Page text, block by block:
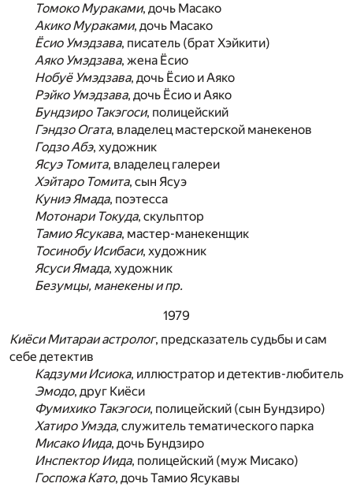
Томоко Мураками, дочь Масако
Акико Мураками, дочь Масако
Ёсио Умэдзава, писатель (брат Хэйкити)
Аяко Умэдзава, жена Ёсио
Нобуё Умэдзава, дочь Ёсио и Аяко
Рэйко Умэдзава, дочь Ёсио и Аяко
Бундзиро Такэгоси, полицейский
Гэндзо Огата, владелец мастерской манекенов
Годзо Абэ, художник
Ясуэ Томита, владелец галереи
Хэйтаро Томита, сын Ясуэ
Куниэ Ямада, поэтесса
Мотонари Токуда, скульптор
Тамио Ясукава, мастер-манекенщик
Тосинобу Исибаси, художник
Ясуси Ямада, художник
Безумцы, манекены и пр.
1979
Киёси Митараи астролог, предсказатель судьбы и сам
себе детектив
Кадзуми Исиока, иллюстратор и детектив-любитель
Эмодо, друг Киёси
Фумихико Такэгоси, полицейский (сын Бундзиро)
Хатиро Умэда, служитель тематического парка
Мисако Иида, дочь Бундзиро
Инспектор Иида, полицейский (муж Мисако)
Госпожа Като, дочь Тамио Ясукавы